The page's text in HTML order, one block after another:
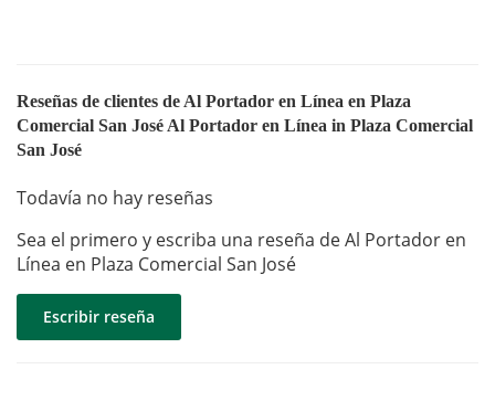
Reseñas de clientes de Al Portador en Línea en Plaza
Comercial San José Al Portador en Línea in Plaza Comercial
San José
Todavía no hay reseñas
Sea el primero y escriba una reseña de Al Portador en
Línea en Plaza Comercial San José
Escribir reseña